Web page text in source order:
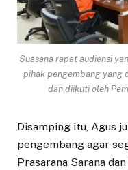
Suasana rapat audiensi
pihak pengembang yang
dan diikuti oleh
Disamping itu, Agus
pengembang agar
Prasarana Sarana